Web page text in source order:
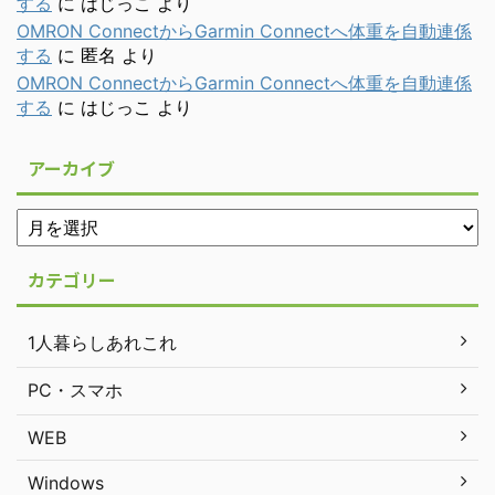
OMRON ConnectからGarmin Connectへ体重を自動連係
する に 匿名 より
OMRON ConnectからGarmin Connectへ体重を自動連係
する に はじっこ より
アーカイブ
カテゴリー
1人暮らしあれこれ
PC・スマホ
WEB
Windows